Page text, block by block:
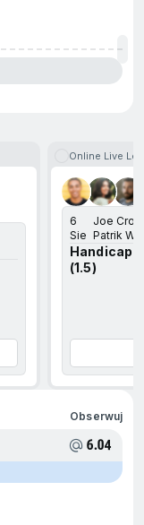
Online Live
6
Sie
Joe Croft
Patrik
Handicap
(1.5)
Obserwuj
6.04